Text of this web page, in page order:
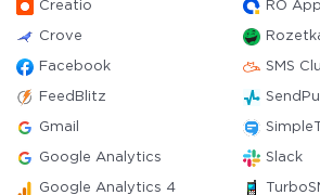
Creatio RO App
Crove
Facebook SMS
FeedBlitz
Gmail
Google Analytics Slack
Google Analytics 4